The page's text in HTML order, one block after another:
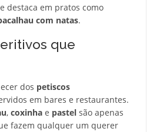
destaca em pratos como
com natas.
que
dos petiscos
em bares e restaurantes.
, coxinhae pastelsão apenas
fazem qualquer um querer